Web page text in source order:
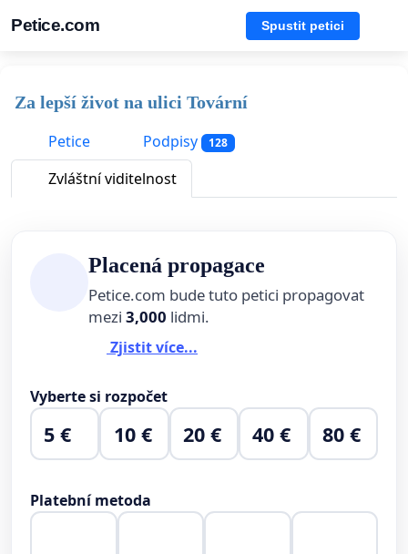
Petice.com Spustit petici
Za lepší život na ulici Tovární
Petice
Podpisy 128
Zvláštní viditelnost
Placená propagace
Petice.com bude tuto petici propagovat
mezi 3,000 lidmi.
Zjistit více...
Vyberte si rozpočet
5 € 10 € 20 € 40 € 80 €
Platební metoda